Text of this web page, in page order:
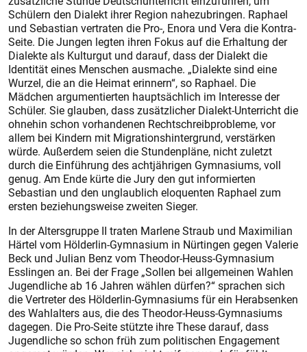
Schülern den Dialekt ihrer Region nahezubringen. Raphael
und Sebastian vertraten die Pro-, Enora und Vera die Kontra-
Seite. Die Jungen legten ihren Fokus auf die Erhaltung der
Dialekte als Kulturgut und darauf, dass der Dialekt die
Identität eines Menschen ausmache. „Dialekte sind eine
Wurzel, die an die Heimat erinnern“, so Raphael. Die
Mädchen argumentierten hauptsächlich im Interesse der
Schüler. Sie glauben, dass zusätzlicher Dialekt-Unterricht die
ohnehin schon vorhandenen Rechtschreibprobleme, vor
allem bei Kindern mit Migrationshintergrund, verstärken
würde. Außerdem seien die Stundenpläne, nicht zuletzt
durch die Einführung des achtjährigen Gymnasiums, voll
genug. Am Ende kürte die Jury den gut informierten
Sebastian und den unglaublich eloquenten Raphael zum
ersten beziehungsweise zweiten Sieger.
In der Altersgruppe II traten Marlene Straub und Maximilian
Härtel vom Hölderlin-Gymnasium in Nürtingen gegen Valerie
Beck und Julian Benz vom Theodor-Heuss-Gymnasium
Esslingen an. Bei der Frage „Sollen bei allgemeinen Wahlen
Jugendliche ab 16 Jahren wählen dürfen?“ sprachen sich
die Vertreter des Hölderlin-Gymnasiums für ein Herabsenken
des Wahlalters aus, die des Theodor-Heuss-Gymnasiums
dagegen. Die Pro-Seite stützte ihre These darauf, dass
Jugendliche so schon früh zum politischen Engagement